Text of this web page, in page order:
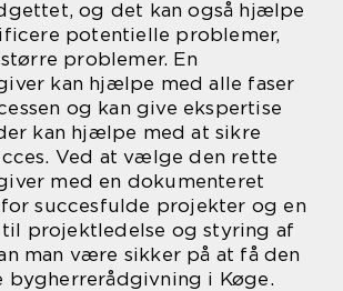
og det kan også hjælpe
potentielle problemer,
problemer. En
kan hjælpe med alle faser
og kan give ekspertise
kan hjælpe med at sikre
Ved at vælge den rette
med en dokumenteret
succesfulde projekter og en
projektledelse og styring af
man være sikker på at få den
bygherrerådgivning i Køge.